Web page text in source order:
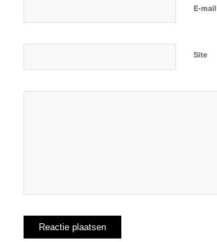
E-mail
Site